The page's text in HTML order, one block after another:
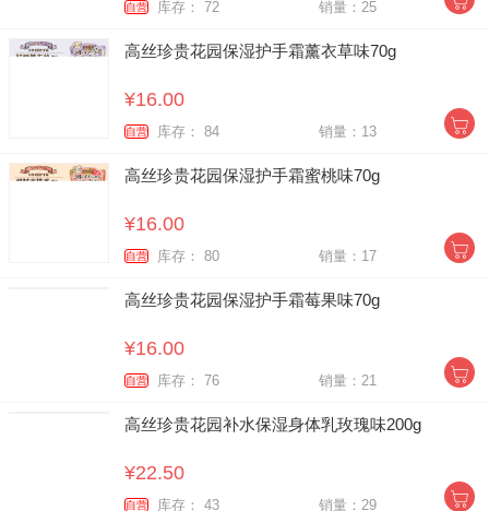
自营 库存： 72 销量：25
高丝珍贵花园保湿护手霜薰衣草味70g
¥16.00
自营 库存： 84 销量：13
高丝珍贵花园保湿护手霜蜜桃味70g
¥16.00
自营 库存： 80 销量：17
高丝珍贵花园保湿护手霜莓果味70g
¥16.00
自营 库存： 76 销量：21
高丝珍贵花园补水保湿身体乳玫瑰味200g
¥22.50
自营 库存： 43 销量：29